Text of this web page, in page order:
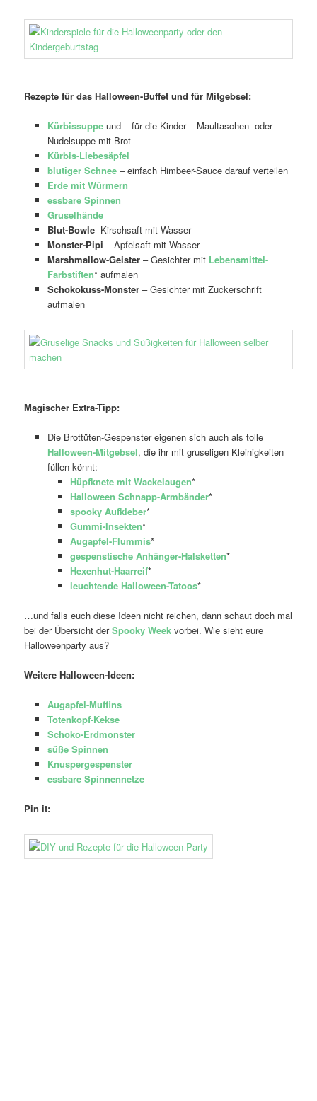
Rezepte für das Halloween-Buffet und für Mitgebsel:
Kürbissuppe und – für die Kinder – Maultaschen- oder
Nudelsuppe mit Brot
Kürbis-Liebesäpfel
blutiger Schnee– einfach Himbeer-Sauce darauf verteilen
Erde mit Würmern
essbare Spinnen
Gruselhände
Blut-Bowle-Kirschsaft mit Wasser
Monster-Pipi – Apfelsaft mit Wasser
Marshmallow-Geister– Gesichter mit Lebensmittel-
Farbstiften* aufmalen
Schokokuss-Monster– Gesichter mit Zuckerschrift
aufmalen
Magischer Extra-Tipp:
Die Brottüten-Gespenster eigenen sich auch als tolle
Halloween-Mitgebsel, die ihr mit gruseligen Kleinigkeiten
füllen könnt:
Hüpfknete mit Wackelaugen*
Halloween Schnapp-Armbänder*
spooky Aufkleber*
Gummi-Insekten*
Augapfel-Flummis*
gespenstische Anhänger-Halsketten*
Hexenhut-Haarreif*
leuchtende Halloween-Tatoos*
…und falls euch diese Ideen nicht reichen, dann schaut doch mal
bei der Übersicht derSpooky Week vorbei. Wie sieht eure
Halloweenparty aus?
Weitere Halloween-Ideen:
Augapfel-Muffins
Totenkopf-Kekse
Schoko-Erdmonster
süße Spinnen
Knuspergespenster
essbare Spinnennetze
Pin it: